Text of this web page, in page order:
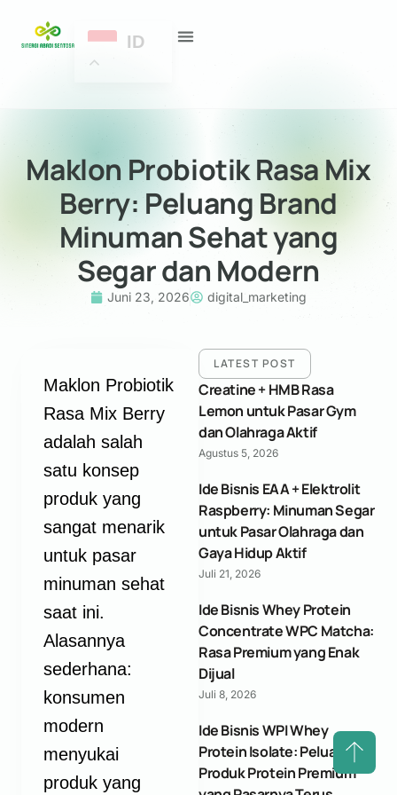
ID
Maklon Probiotik Rasa Mix
Berry: Peluang Brand
Minuman Sehat yang
Segar dan Modern
Juni 23, 2026 digital_marketing
Maklon Probiotik
Rasa Mix Berry
adalah salah
satu konsep
produk yang
sangat menarik
untuk pasar
minuman sehat
saat ini.
Alasannya
sederhana:
konsumen
modern
menyukai
produk yang
LATEST POST
Creatine + HMB Rasa
Lemon untuk Pasar Gym
dan Olahraga Aktif
Agustus 5, 2026
Ide Bisnis EAA + Elektrolit
Raspberry: Minuman Segar
untuk Pasar Olahraga dan
Gaya Hidup Aktif
Juli 21, 2026
Ide Bisnis Whey Protein
Concentrate WPC Matcha:
Rasa Premium yang Enak
Dijual
Juli 8, 2026
Ide Bisnis WPI Whey
Protein Isolate: Peluang
Produk Protein Premium